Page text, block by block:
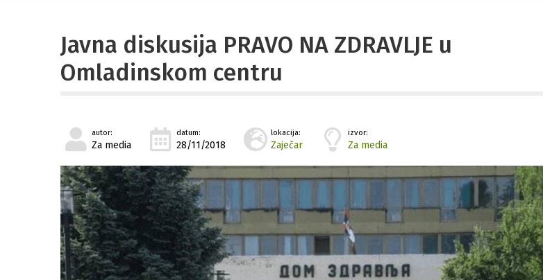
Javna diskusija PRAVO NA ZDRAVLJE u
Omladinskom centru
autor:
Za media
datum:
28/11/2018
lokacija:
Zaječar
izvor:
Za media